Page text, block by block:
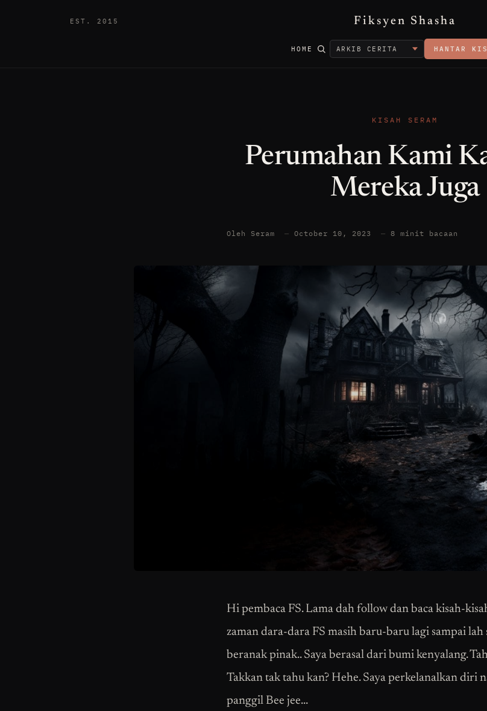
EST. 2015 Fiksyen Shasha
HOME HANTAR
KISAH SERAM
Perumahan Kami
Mereka Juga
Oleh Seram — October 10, 2023 — 8 minit bacaan
Hi pembaca FS. Lama dah follow dan baca kisah-
zaman dara-dara FS masih baru-baru lagi sampai lah
beranak pinak.. Saya berasal dari bumi kenyalang.
Takkan tak tahu kan? Hehe. Saya perkelanalkan diri
panggil Bee jee…